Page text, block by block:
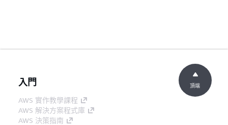
入門
AWS 實作教學課程
AWS 解決方案程式庫
AWS 決策指南
頂端